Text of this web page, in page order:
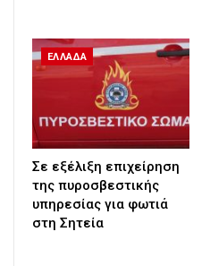
ΕΛΛΑΔΑ
Σε εξέλιξη επιχείρηση
της πυροσβεστικής
υπηρεσίας για φωτιά
στη Σητεία